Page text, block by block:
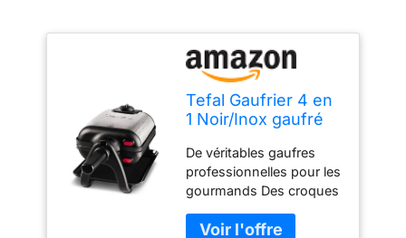
Tefal Gaufrier 4 en
1 Noir/Inox gaufré
De véritables gaufres
professionnelles pour les
gourmands Des croques
mais également des